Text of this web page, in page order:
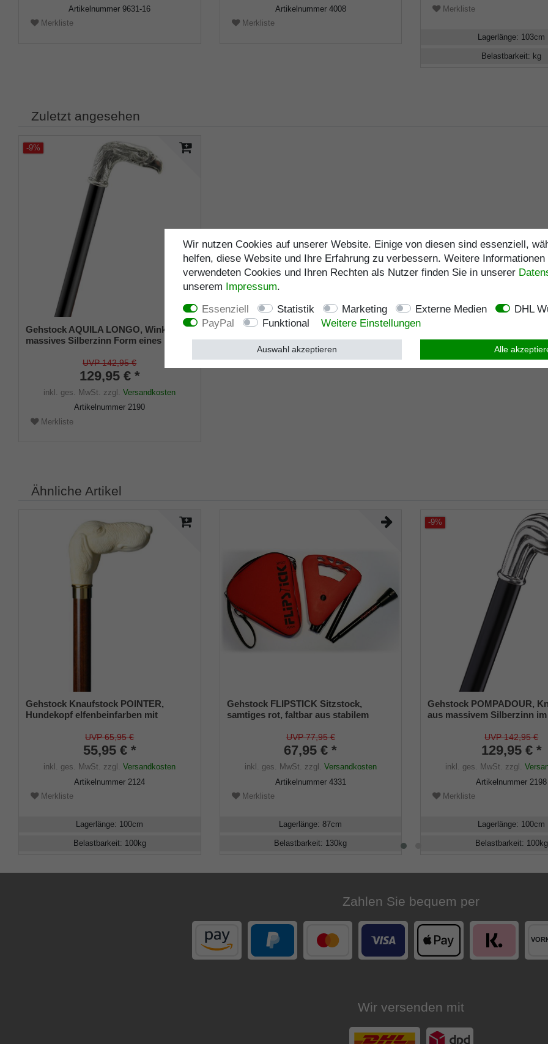
Artikelnummer9631-16
Merkliste
Artikelnummer 4008
Merkliste
Merkliste
Lagerlänge: 103cm
Belastbarkeit: kg
Zuletzt angesehen
-9%
Gehstock AQUILA LONGO, Winkelgriff
massives Silberzinn Form eines
Buchenholz schwarz gebeizt, inkl.
Gummipuffer
UVP 142,95 €
129,95 € *
inkl. ges. MwSt. zzgl.Versandkosten
Artikelnummer2190
Merkliste
Ähnliche Artikel
Gehstock Knaufstock POINTER,
Hundekopf elfenbeinfarben mit
aufgesetzt auf einen Stock aus
seidenmatt-braun lackiertem
Buchenholz, inklusiv Schlankpuffer.
UVP 65,95 €
55,95 € *
inkl. ges. MwSt. zzgl.Versandkosten
Artikelnummer 2124
Merkliste
Lagerlänge: 100cm
Belastbarkeit: 100kg
Gehstock FLIPSTICK Sitzstock,
samtiges rot, faltbar aus stabilem
Klappsitz/Griff,inklusive Gummipuffer
und praktischer Nylontasche.
UVP 77,95 €
67,95 € *
inkl. ges. MwSt. zzgl. Versandkosten
Artikelnummer 4331
Merkliste
Lagerlänge:87cm
Belastbarkeit: 130kg
-9%
Gehstock POMPADOUR,
aus massivem Silberzinn im
auf einen Stock aus schwarz
lackiertem Hartholz, inklusiv
UVP 142,95 €
129,95 € *
inkl. ges. MwSt. zzgl.
Artikelnummer 2198
Merkliste
Lagerlänge: 100cm
Belastbarkeit: 100kg
Zahlen Sie bequem per
Wir versenden mit
Wir nutzen Cookies auf unserer Website. Einige von diesen sind essenziell,
helfen, diese Website und Ihre Erfahrung zu verbessern. Weitere
verwendeten Cookies und Ihren Rechten als Nutzer finden Sie in unserer
unserem Impressum.
Essenziell
Statistik Marketing Externe Medien
DHL
PayPal
Funktional Weitere Einstellungen
Alle
Auswahl akzeptieren